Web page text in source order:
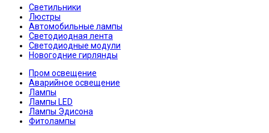
Светильники
Люстры
Автомобильные лампы
Светодиодная лента
Светодиодные модули
Новогодние гирлянды
Пром освещение
Аварийное освещение
Лампы
Лампы LED
Лампы Эдисона
Фитолампы